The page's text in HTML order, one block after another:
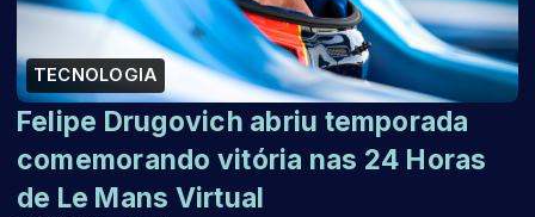
TECNOLOGIA
Felipe Drugovich abriu temporada
comemorando vitória nas 24 Horas
de Le Mans Virtual